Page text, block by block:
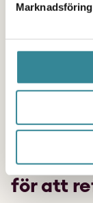
Marknadsföring
Viktig
Använd
för att